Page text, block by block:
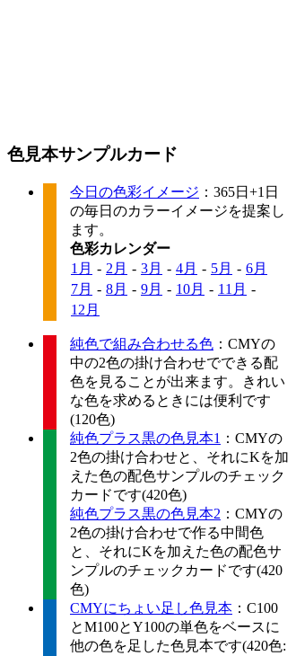
色見本サンプルカード
今日の色彩イメージ ：365日+1日
の毎日のカラーイメージを提案し
ます。
色彩カレンダー
1月 - 2月 - 3月 - 4月 - 5月 - 6月
7月 - 8月 - 9月 - 10月 - 11月 -
12月
純色で組み合わせる色 ：CMYの
中の2色の掛け合わせでできる配
色を見ることが出来ます。きれい
な色を求めるときには便利です
(120色)
純色プラス黒の色見本1 ：CMYの
2色の掛け合わせと、それにKを加
えた色の配色サンプルのチェック
カードです(420色)
純色プラス黒の色見本2 ：CMYの
2色の掛け合わせで作る中間色
と、それにKを加えた色の配色サ
ンプルのチェックカードです(420
色)
CMYにちょい足し色見本 ：C100
とM100とY100の単色をベースに
他の色を足した色見本です(420色: